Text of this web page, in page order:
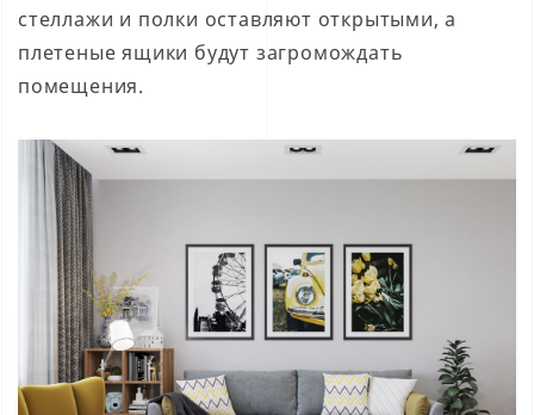
стеллажи и полки оставляют открытыми, а
плетеные ящики будут загромождать
помещения.